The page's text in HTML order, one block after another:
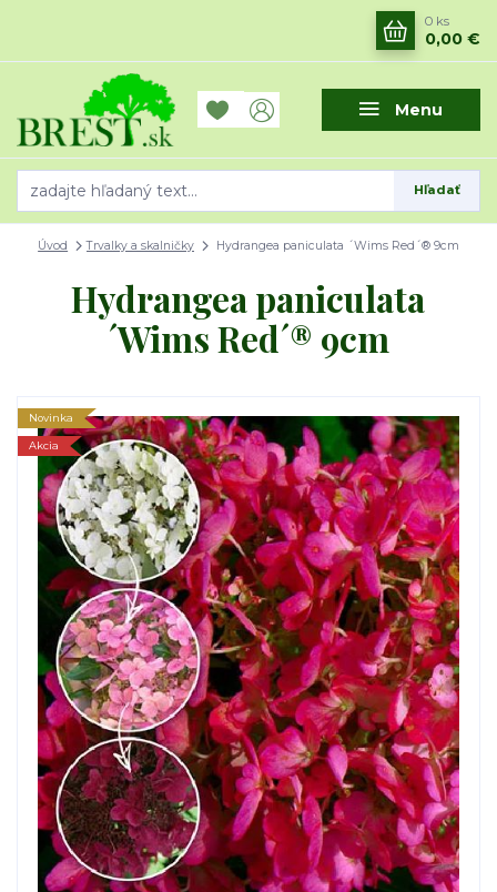
Menu
Hľadať
0 ks
0,00 €
Úvod Trvalky a skalničky Hydrangea paniculata ´Wims Red´® 9cm
Hydrangea paniculata
´Wims Red´® 9cm
Novinka
Akcia